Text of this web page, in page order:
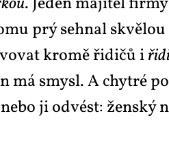
prý se­hnal
kro­mě ři­di­čů i
smy­sl. A chyt­ré
ji od­vést: žen­ský